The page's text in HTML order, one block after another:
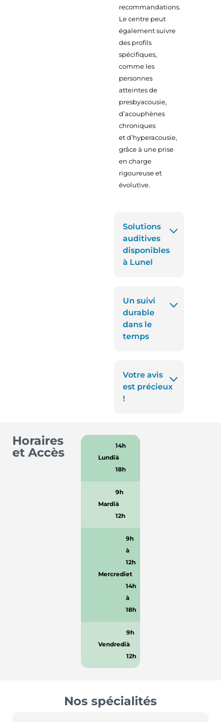
recommandations.
Le centre peut
également suivre
des profils
spécifiques,
comme les
personnes
atteintes de
presbyacousie,
d’acouphènes
chroniques
et d’hyperacousie,
grâce à une prise
en charge
rigoureuse et
évolutive.
Solutions
auditives
disponibles
à Lunel
Un suivi
durable
dans le
temps
Votre avis
est précieux
!
Horaires
et Accès
Lundi
14h
à
18h
Mardi
9h
à
12h
Mercredi
9h
à
12h
et
14h
à
18h
Vendredi
9h
à
12h
Nos spécialités